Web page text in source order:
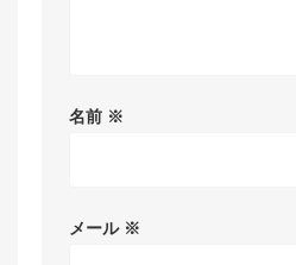
名前 ※
メール ※